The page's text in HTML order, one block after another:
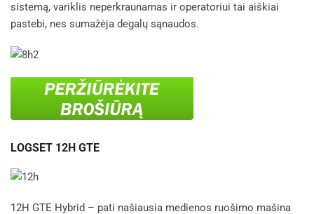
sistemą, variklis neperkraunamas ir operatoriui tai aiškiai
pastebi, nes sumažėja degalų sąnaudos.
LOGSET 12H GTE
12H GTE Hybrid – pati našiausia medienos ruošimo mašina